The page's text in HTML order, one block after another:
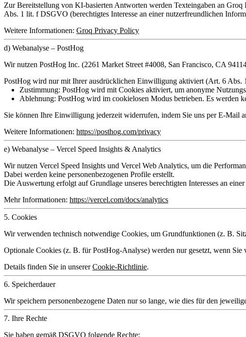
Zur Bereitstellung von KI-basierten Antworten werden Texteingaben an Groq
Abs. 1 lit. f DSGVO (berechtigtes Interesse an einer nutzerfreundlichen
Weitere Informationen: Groq Privacy Policy
d) Webanalyse – PostHog
Wir nutzen PostHog Inc. (2261 Market Street #4008, San Francisco, CA
PostHog wird nur mit Ihrer ausdrücklichen Einwilligung aktiviert (Art. 6 Abs.
Zustimmung: PostHog wird mit Cookies aktiviert, um anonyme
Ablehnung: PostHog wird im cookielosen Modus betrieben. Es werden
Sie können Ihre Einwilligung jederzeit widerrufen, indem Sie uns per E-Mail
Weitere Informationen: https://posthog.com/privacy
e) Webanalyse – Vercel Speed Insights & Analytics
Wir nutzen Vercel Speed Insights und Vercel Web Analytics, um die
Dabei werden keine personenbezogenen Profile erstellt.
Die Auswertung erfolgt auf Grundlage unseres berechtigten Interesses an
Mehr Informationen: https://vercel.com/docs/analytics
5. Cookies
Wir verwenden technisch notwendige Cookies, um Grundfunktionen (z. B.
Optionale Cookies (z. B. für PostHog-Analyse) werden nur gesetzt, wenn
Details finden Sie in unsererCookie-Richtlinie.
6. Speicherdauer
Wir speichern personenbezogene Daten nur so lange, wie dies für den
7. Ihre Rechte
Sie haben gemäß DSGVO folgende Rechte: